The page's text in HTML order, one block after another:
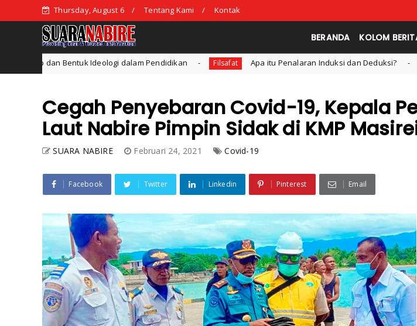
Thursday, August 6 Tentang Kami Kontak
BERANDA KOLOM
dalam Pendidikan Filsafat Apa itu Penalaran Induksi dan Deduksi? Pendidikan dan Teknologi
Cegah Penyebaran Covid-19, Kepala
Laut Nabire Pimpin Sidak di KMP
SUARA NABIRE Februari 24, 2021 Covid-19
Facebook Twitter Linkedin Pinterest Email